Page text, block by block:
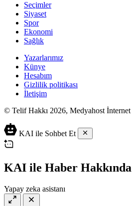
Seçimler
Siyaset
Spor
Ekonomi
Sağlık
Yazarlarımız
Künye
Hesabım
Gizlilik politikası
İletişim
© Telif Hakkı 2026, Medyahost İnternet
casino
siteleri
casino
2023
lordcasino
canlı
casino
siteleri
iyi
casino
vdcasino
vdcasino
ev
yapımı
salça
KAI ile Sohbet Et
KAI ile Haber
Yapay zeka asistanı